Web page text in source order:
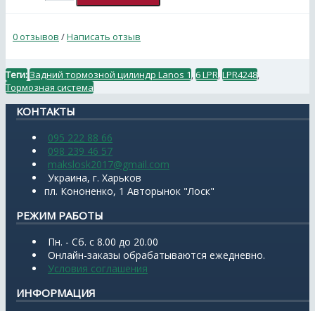
0 отзывов /Написать отзыв
Теги: Задний тормозной цилиндр Lanos 1 6 LPR LPR4248
Тормозная система
КОНТАКТЫ
095 222 88 66
098 239 46 57
makslosk2017@gmail.com
Украина, г. Харьков
пл. Кононенко, 1 Авторынок "Лоск"
РЕЖИМ РАБОТЫ
Пн. - Сб. с 8.00 до 20.00
Онлайн-заказы обрабатываются ежедневно.
Условия соглашения
ИНФОРМАЦИЯ